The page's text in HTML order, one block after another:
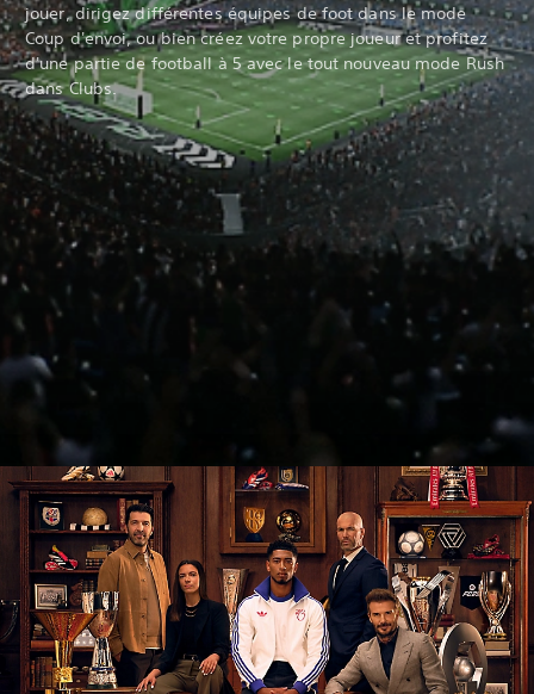
jouer, dirigez différentes équipes de foot dans le mode
Coup d'envoi, ou bien créez votre propre joueur et profitez
d'une partie de football à 5 avec le tout nouveau mode Rush
dans Clubs.